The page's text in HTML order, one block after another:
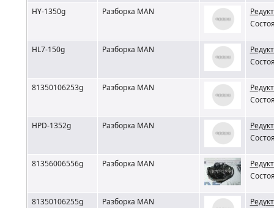
HY-1350g Разборка MAN
HL7-150g Разборка MAN
81350106253g Разборка MAN
HPD-1352g Разборка MAN
81356006556g Разборка MAN
81350106255g Разборка MAN